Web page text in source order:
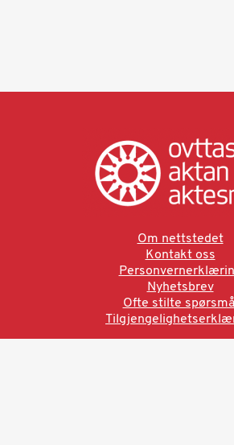
Om nettstedet
Kontakt oss
Nyhetsbrev
Ofte stilte